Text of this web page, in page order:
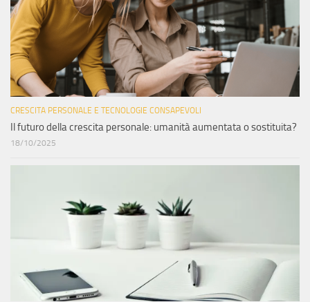
CRESCITA PERSONALE E TECNOLOGIE CONSAPEVOLI
Il futuro della crescita personale: umanità aumentata o sostituita?
18/10/2025